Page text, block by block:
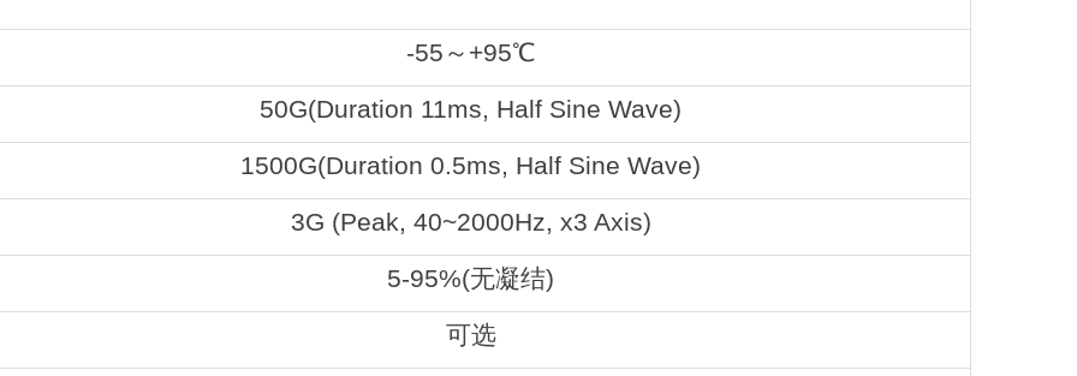
-55～+95℃
50G(Duration 11ms, Half Sine Wave)
1500G(Duration 0.5ms, Half Sine Wave)
3G (Peak, 40~2000Hz, x3 Axis)
5-95%(无凝结)
可选